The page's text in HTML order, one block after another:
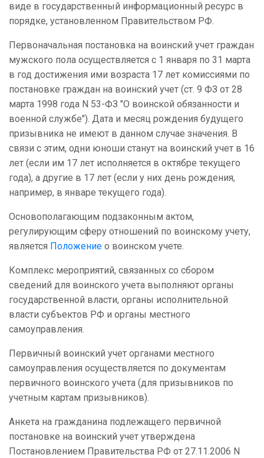
виде в государственный информационный ресурс в
порядке, установленном Правительством РФ.
Первоначальная постановка на воинский учет граждан
мужского пола осуществляется с 1 января по 31 марта
в год достижения ими возраста 17 лет комиссиями по
постановке граждан на воинский учет (ст. 9 ФЗ от 28
марта 1998 года N 53-ФЗ "О воинской обязанности и
военной службе"). Дата и месяц рождения будущего
призывника не имеют в данном случае значения. В
связи с этим, одни юноши станут на воинский учет в 16
лет (если им 17 лет исполняется в октябре текущего
года), а другие в 17 лет (если у них день рождения,
например, в январе текущего года).
Основополагающим подзаконным актом,
регулирующим сферу отношений по воинскому учету,
является Положение о воинском учете.
Комплекс мероприятий, связанных со сбором
сведений для воинского учета выполняют органы
государственной власти, органы исполнительной
власти субъектов РФ и органы местного
самоуправления.
Первичный воинский учет органами местного
самоуправления осуществляется по документам
первичного воинского учета (для призывников по
учетным картам призывников).
Анкета на гражданина подлежащего первичной
постановке на воинский учет утверждена
Постановлением Правительства РФ от 27.11.2006 N